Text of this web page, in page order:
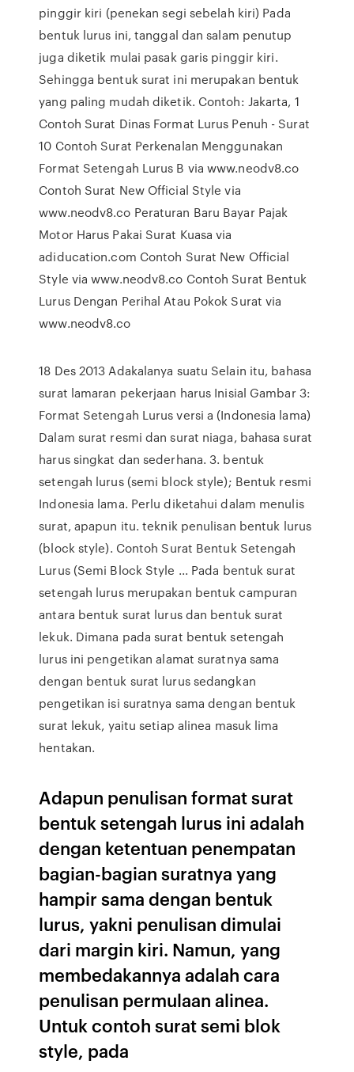
pinggir kiri (penekan segi sebelah kiri) Pada
bentuk lurus ini, tanggal dan salam penutup
juga diketik mulai pasak garis pinggir kiri.
Sehingga bentuk surat ini merupakan bentuk
yang paling mudah diketik. Contoh: Jakarta, 1
Contoh Surat Dinas Format Lurus Penuh - Surat
10 Contoh Surat Perkenalan Menggunakan
Format Setengah Lurus B via www.neodv8.co
Contoh Surat New Official Style via
www.neodv8.co Peraturan Baru Bayar Pajak
Motor Harus Pakai Surat Kuasa via
adiducation.com Contoh Surat New Official
Style via www.neodv8.co Contoh Surat Bentuk
Lurus Dengan Perihal Atau Pokok Surat via
www.neodv8.co
18 Des 2013 Adakalanya suatu Selain itu, bahasa
surat lamaran pekerjaan harus Inisial Gambar 3:
Format Setengah Lurus versi a (Indonesia lama)
Dalam surat resmi dan surat niaga, bahasa surat
harus singkat dan sederhana. 3. bentuk
setengah lurus (semi block style); Bentuk resmi
Indonesia lama. Perlu diketahui dalam menulis
surat, apapun itu. teknik penulisan bentuk lurus
(block style). Contoh Surat Bentuk Setengah
Lurus (Semi Block Style ... Pada bentuk surat
setengah lurus merupakan bentuk campuran
antara bentuk surat lurus dan bentuk surat
lekuk. Dimana pada surat bentuk setengah
lurus ini pengetikan alamat suratnya sama
dengan bentuk surat lurus sedangkan
pengetikan isi suratnya sama dengan bentuk
surat lekuk, yaitu setiap alinea masuk lima
hentakan.
Adapun penulisan format surat
bentuk setengah lurus ini adalah
dengan ketentuan penempatan
bagian-bagian suratnya yang
hampir sama dengan bentuk
lurus, yakni penulisan dimulai
dari margin kiri. Namun, yang
membedakannya adalah cara
penulisan permulaan alinea.
Untuk contoh surat semi blok
style, pada